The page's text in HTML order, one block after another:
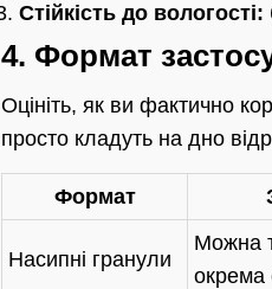
Стійкість до вологості:
4. Формат
Оцініть, як ви фактично
просто кладуть на дно
Формат
Насипні гранули
Можна
окрема